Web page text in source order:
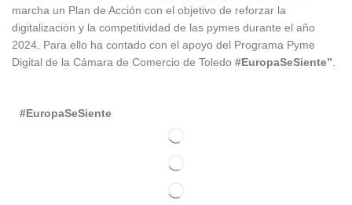
marcha un Plan de Acción con el objetivo de reforzar la
digitalización y la competitividad de las pymes durante el año
2024. Para ello ha contado con el apoyo del Programa Pyme
Digital de la Cámara de Comercio de Toledo #EuropaSeSiente”
#EuropaSeSiente